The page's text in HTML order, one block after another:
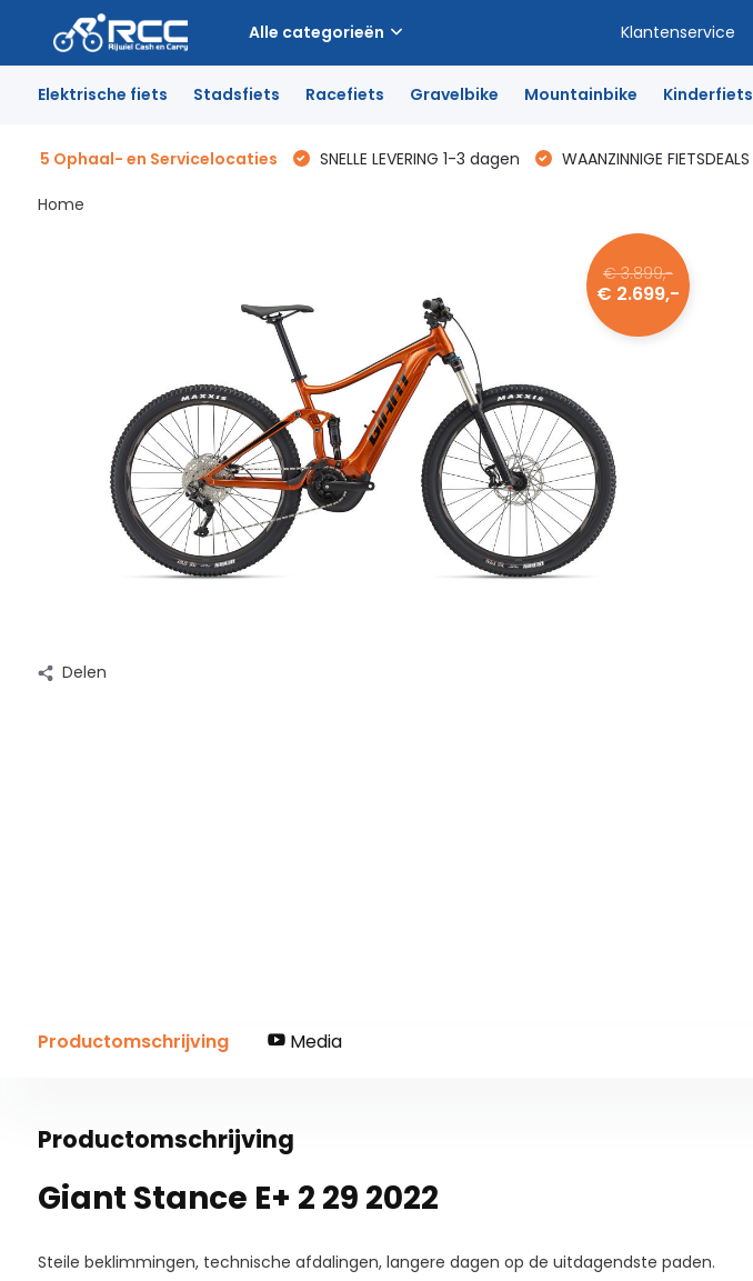
Alle categorieën Klantenservice
Elektrische fiets Stadsfiets Racefiets Gravelbike Mountainbike Kinderfiets
5 Ophaal- en Servicelocaties SNELLE LEVERING 1-3 dagen WAANZINNIGE FIETSDEALS
Home
€ 3.899,-
€ 2.699,-
Delen
Productomschrijving Media
Productomschrijving
Giant Stance E+ 2 29 2022
Steile beklimmingen, technische afdalingen, langere dagen op de uitdagendste paden.